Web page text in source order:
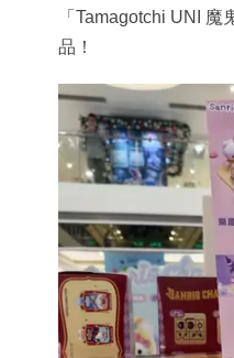
「Tamagotchi UNI
品！